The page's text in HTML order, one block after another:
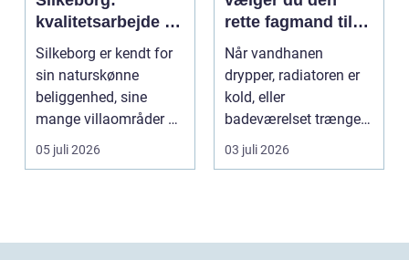
kvalitetsarbejde til
overkommelige
priser
Silkeborg er kendt for
sin naturskønne
beliggenhed, sine
mange villaområder og
en bland...
05 juli 2026
rette fagmand til
opgaven
Når vandhanen
drypper, radiatoren er
kold, eller
badeværelset trænger
til en gennemgribende
renoveri...
03 juli 2026